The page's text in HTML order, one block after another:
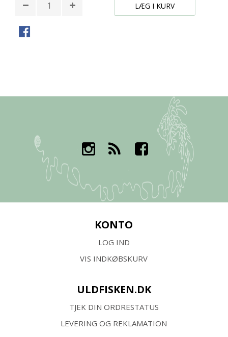
LÆG I KURV
KONTO
LOG IND
VIS INDKØBSKURV
ULDFISKEN.DK
TJEK DIN ORDRESTATUS
LEVERING OG REKLAMATION